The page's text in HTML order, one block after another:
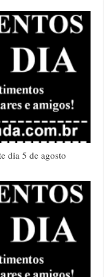
dia 5 de agosto